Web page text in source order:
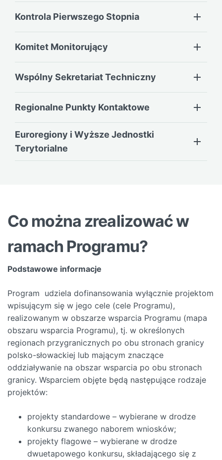
Kontrola Pierwszego Stopnia
Komitet Monitorujący
Wspólny Sekretariat Techniczny
Regionalne Punkty Kontaktowe
Euroregiony i Wyższe Jednostki
Terytorialne
Co można zrealizować w
ramach Programu?
Podstawowe informacje
Program udziela dofinansowania wyłącznie projektom
wpisującym się w jego cele (cele Programu),
realizowanym w obszarze wsparcia Programu (mapa
obszaru wsparcia Programu), tj. w określonych
regionach przygranicznych po obu stronach granicy
polsko-słowackiej lub mającym znaczące
oddziaływanie na obszar wsparcia po obu stronach
granicy. Wsparciem objęte będą następujące rodzaje
projektów:
projekty standardowe – wybierane w drodze
konkursu zwanego naborem wniosków;
projekty flagowe – wybierane w drodze
dwuetapowego konkursu, składającego się z